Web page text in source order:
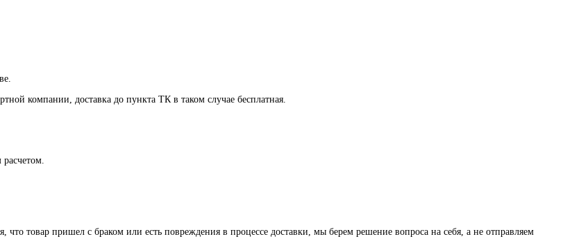
компании, доставка до пункта ТК в таком случае бесплатная
что товар пришел с браком или есть повреждения в процессе доставки, мы берем решение вопроса на себя, а не отправляем